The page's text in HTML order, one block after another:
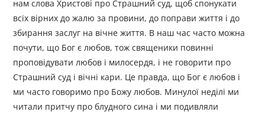
нам слова Христові про Страшний суд, щоб спонукати
всіх вірних до жалю за провини, до поправи життя і до
збирання заслуг на вічне життя. В наш час часто можна
почути, що Бог є любов, тож священики повинні
проповідувати любов і милосердя, і не говорити про
Страшний суд і вічні кари. Це правда, що Бог є любов і
ми часто говоримо про Божу любов. Минулої неділі ми
читали притчу про блудного сина і ми подивляли